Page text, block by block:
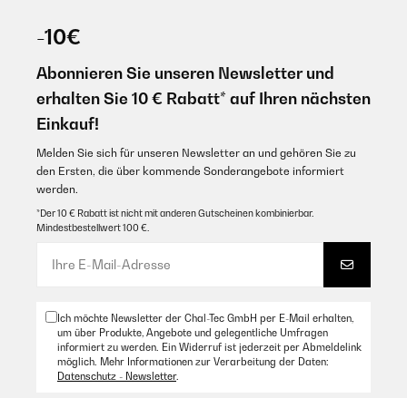
-10€
Abonnieren Sie unseren Newsletter und
erhalten Sie 10 € Rabatt* auf Ihren nächsten
Einkauf!
Melden Sie sich für unseren Newsletter an und gehören Sie zu
den Ersten, die über kommende Sonderangebote informiert
werden.
*Der 10 € Rabatt ist nicht mit anderen Gutscheinen kombinierbar.
Mindestbestellwert 100 €.
Ich möchte Newsletter der Chal-Tec GmbH per E-Mail erhalten,
um über Produkte, Angebote und gelegentliche Umfragen
informiert zu werden. Ein Widerruf ist jederzeit per Abmeldelink
möglich. Mehr Informationen zur Verarbeitung der Daten:
Datenschutz - Newsletter.